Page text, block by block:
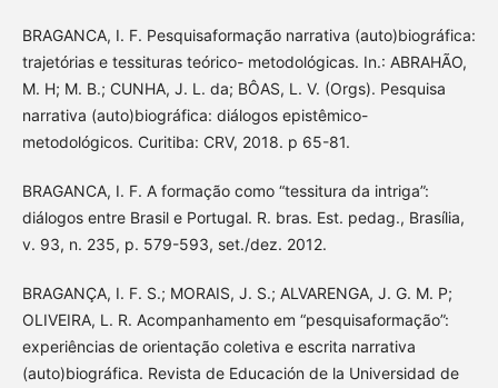
BRAGANCA, I. F. Pesquisaformação narrativa (auto)biográfica:
trajetórias e tessituras teórico- metodológicas. In.: ABRAHÃO,
M. H; M. B.; CUNHA, J. L. da; BÔAS, L. V. (Orgs). Pesquisa
narrativa (auto)biográfica: diálogos epistêmico-
metodológicos. Curitiba: CRV, 2018. p 65-81.
BRAGANCA, I. F. A formação como “tessitura da intriga”:
diálogos entre Brasil e Portugal. R. bras. Est. pedag., Brasília,
v. 93, n. 235, p. 579-593, set./dez. 2012.
BRAGANÇA, I. F. S.; MORAIS, J. S.; ALVARENGA, J. G. M. P;
OLIVEIRA, L. R. Acompanhamento em “pesquisaformação”:
experiências de orientação coletiva e escrita narrativa
(auto)biográfica. Revista de Educación de la Universidad de